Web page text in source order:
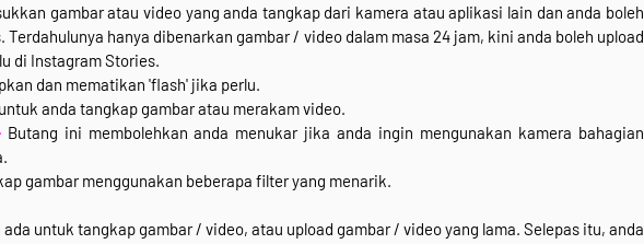
gambar atau video yang anda tangkap dari kamera atau aplikasi lain dan anda boleh
hanya dibenarkan gambar / video dalam masa 24 jam, kini anda boleh upload
di Instagram Stories.
dan mematikan 'flash' jika perlu.
anda tangkap gambar atau merakam video.
Butang ini membolehkan anda menukar jika anda ingin mengunakan kamera bahagian
gambar menggunakan beberapa filter yang menarik.
untuk tangkap gambar / video, atau upload gambar / video yang lama. Selepas itu, anda